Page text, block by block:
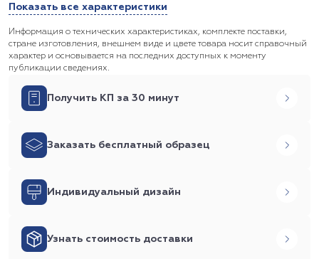
Показать все характеристики
Информация о технических характеристиках, комплекте поставки,
стране изготовления, внешнем виде и цвете товара носит справочный
характер и основывается на последних доступных к моменту
публикации сведениях.
Получить КП за 30 минут
Заказать бесплатный образец
Индивидуальный дизайн
Узнать стоимость доставки